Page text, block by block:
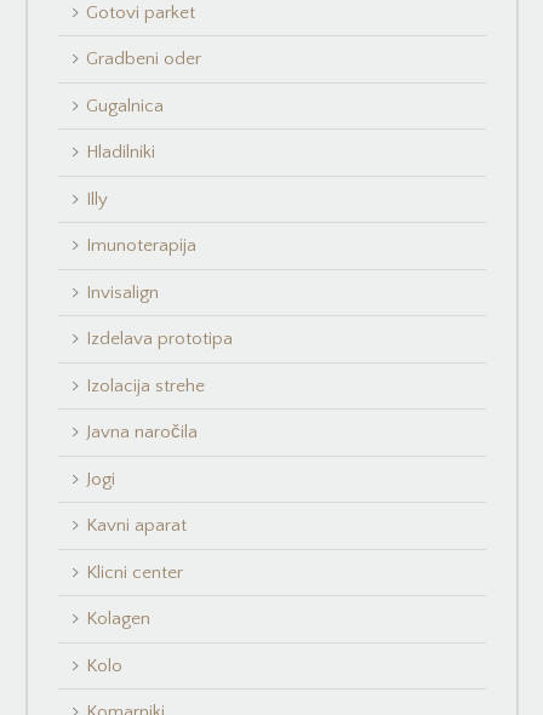
Gotovi parket
Gradbeni oder
Gugalnica
Hladilniki
Illy
Imunoterapija
Invisalign
Izdelava prototipa
Izolacija strehe
Javna naročila
Jogi
Kavni aparat
Klicni center
Kolagen
Kolo